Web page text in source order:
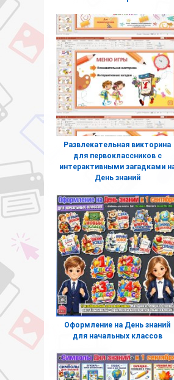
Развлекательная викторина
для первоклассников с
интерактивными загадками
День знаний
Оформление на День знаний
для начальных классов